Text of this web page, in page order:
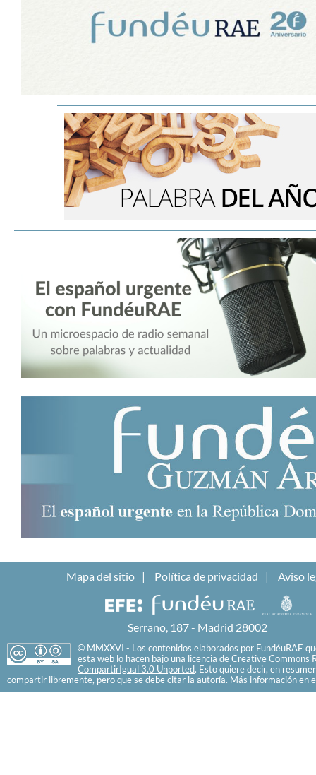
Mapa del sitio Política de privacidad Aviso
Serrano, 187 - Madrid 28002
© MMXXVI - Los contenidos elaborados por FundéuRAE
esta web lo hacen bajo una licencia de Creative Commons
CompartirIgual 3.0 Unported. Esto quiere decir, en
compartir libremente, pero que se debe citar la autoría. Más información en